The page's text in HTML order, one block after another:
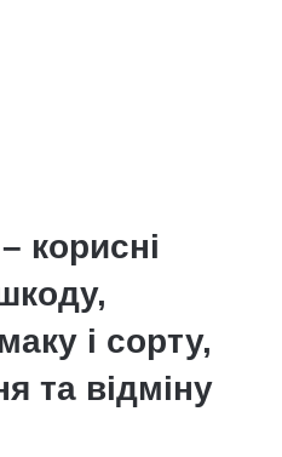
корисні
і сорту,
та відміну